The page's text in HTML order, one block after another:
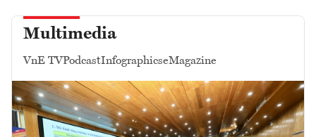
Multimedia
VnE TVPodcastInfographicseMagazine